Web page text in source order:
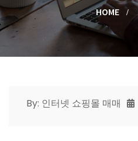
HOME
By: 인터넷 쇼핑몰 매매